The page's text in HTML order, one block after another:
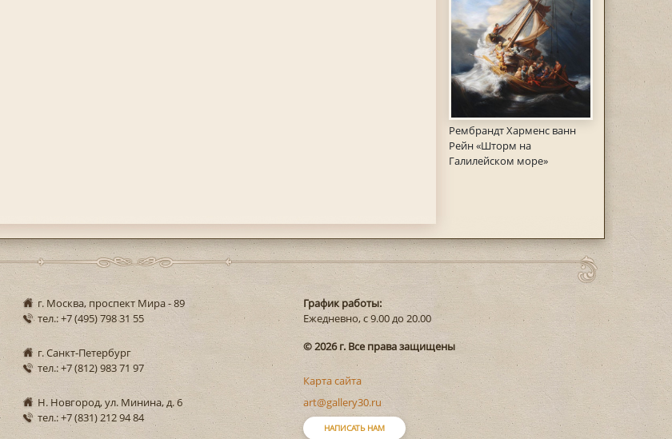
Рембрандт Харменс ванн
Рейн «Шторм на
Галилейском море»
г. Москва, проспект Мира - 89
тел.: +7 (495) 798 31 55
г. Санкт-Петербург
тел.: +7 (812) 983 71 97
Н. Новгород, ул. Минина, д. 6
тел.: +7 (831) 212 94 84
График работы:
Ежедневно, с 9.00 до 20.00
© 2026 г. Все права защищены
Карта сайта
art@gallery30.ru
НАПИСАТЬ НАМ